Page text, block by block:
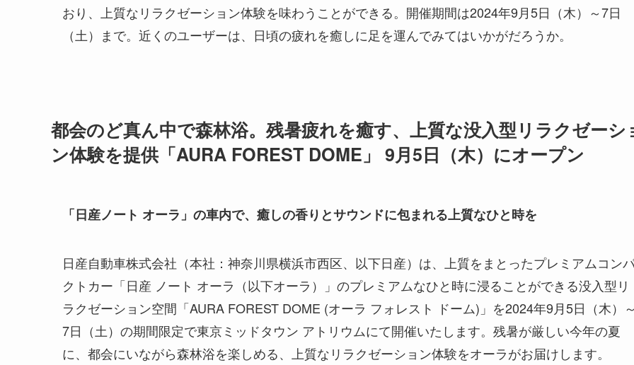
おり、上質なリラクゼーション体験を味わうことができる。開催期間は2024年9月5日（木）～7日
（土）まで。近くのユーザーは、日頃の疲れを癒しに足を運んでみてはいかがだろうか。
都会のど真ん中で森林浴。残暑疲れを癒す、上質な没入型リラクゼーシ
ン体験を提供「AURA FOREST DOME」 9月5日（木）にオープン
「日産ノート オーラ」の車内で、癒しの香りとサウンドに包まれる上質なひと時を
日産自動車株式会社（本社：神奈川県横浜市西区、以下日産）は、上質をまとったプレミアムコン
クトカー「日産 ノート オーラ（以下オーラ）」のプレミアムなひと時に浸ることができる没入型リ
ラクゼーション空間「AURA FOREST DOME (オーラ フォレスト ドーム)」を2024年9月5日（木）
7日（土）の期間限定で東京ミッドタウン アトリウムにて開催いたします。残暑が厳しい今年の夏
に、都会にいながら森林浴を楽しめる、上質なリラクゼーション体験をオーラがお届けします。